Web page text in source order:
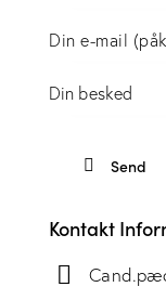
Kontakt